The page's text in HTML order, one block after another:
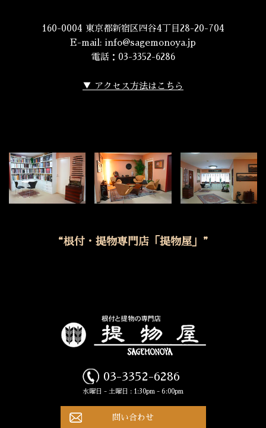
160-0004 東京都新宿区四谷4丁目28-20-704
E-mail: info@sagemonoya.jp
電話：03-3352-6286
▼ アクセス方法はこちら
“根付・提物専門店「提物屋」”
03-3352-6286
水曜日 - 土曜日 : 1:30pm - 6:00pm
問い合わせ